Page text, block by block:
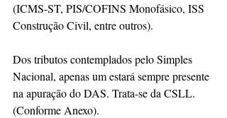
(ICMS-ST, PIS/COFINS Monofásico, ISS
Construção Civil, entre outros).
Dos tributos contemplados pelo Simples
Nacional, apenas um estará sempre presente
na apuração do DAS. Trata-se da CSLL.
(Conforme Anexo).